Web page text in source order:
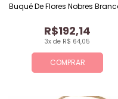
COMPRAR
3x de R$ 64,05
R$192,14
Buquê De Flores Nobres